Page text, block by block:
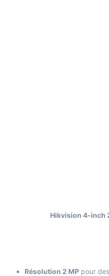
Hikvision 4-inch
Résolution 2 MP pour